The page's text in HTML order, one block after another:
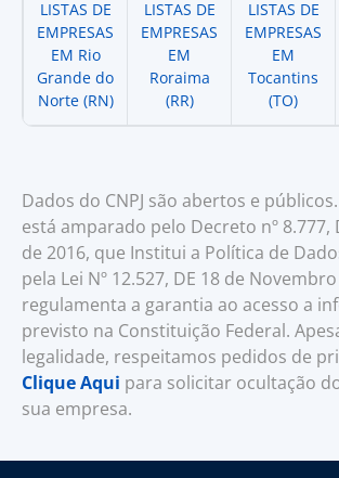
LISTAS DE
EMPRESAS
EM Rio
Grande do
Norte (RN)
LISTAS DE
EMPRESAS
EM
Roraima
(RR)
LISTAS DE
EMPRESAS
EM
Tocantins
(TO)
Dados do CNPJ são abertos e
está amparado pelo Decreto nº 8.777,
de 2016, que Institui a Política de
pela Lei Nº 12.527, DE 18 de
regulamenta a garantia ao acesso a
previsto na Constituição Federal.
legalidade, respeitamos pedidos de
Clique Aqui para solicitar ocultação
sua empresa.